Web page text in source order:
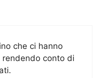
che ci hanno
conto di